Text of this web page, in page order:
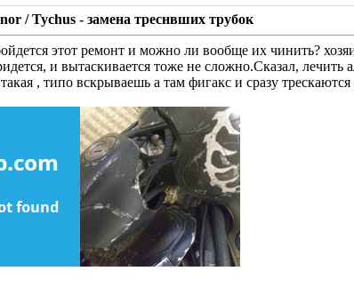
/ Tychus - замена треснвших трубок
этот ремонт и можно ли вообще их чинить?
и вытаскивается тоже не сложно.Сказал,
, типо вскрываешь а там фигакс и сразу